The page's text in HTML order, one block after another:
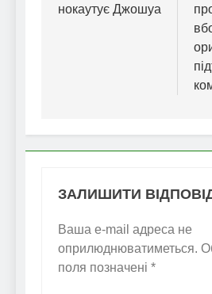
нокаутує Джошуа
ЗАЛИШИТИ
Ваша e-mail адреса не
оприлюднюватиметься.
поля позначені *